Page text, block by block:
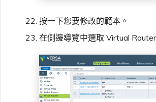
按一下您要修改的範本。
在側邊導覽中選取 Virtual